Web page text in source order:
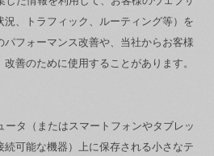
、トラフィック、ルーティング等）を
フォーマンス改善や、当社からお客様
善のために使用することがあります。
ータ（またはスマートフォンやタブレッ
続可能な機器）上に保存される小さなテ